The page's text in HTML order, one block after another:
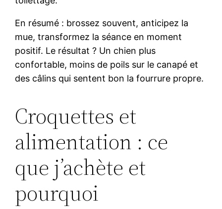
En résumé : brossez souvent, anticipez la
mue, transformez la séance en moment
positif. Le résultat ? Un chien plus
confortable, moins de poils sur le canapé et
des câlins qui sentent bon la fourrure propre.
Croquettes et
alimentation : ce
que j’achète et
pourquoi